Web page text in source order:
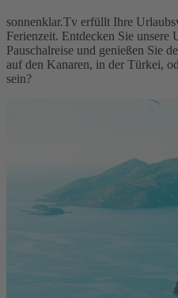
sonnenklar.Tv erfüllt Ihre
Ferienzeit. Entdecken Sie unsere
Pauschalreise und genießen Sie
auf den Kanaren, in der Türkei,
sein?